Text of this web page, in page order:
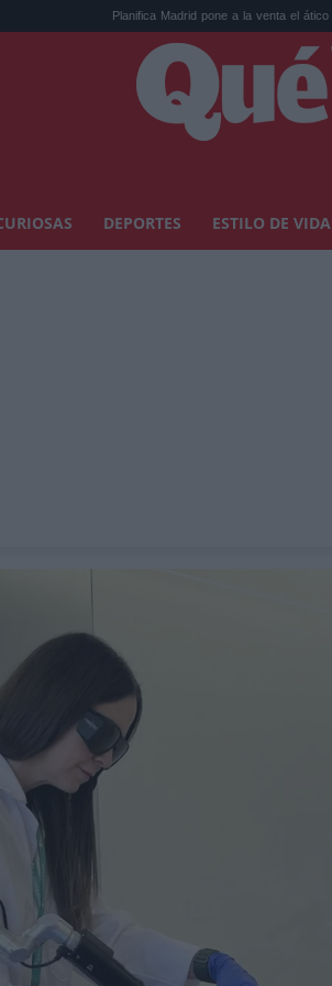
Planifica Madrid pone a la venta el ático de Isabe...
DEPORTES ESTILO DE VIDA